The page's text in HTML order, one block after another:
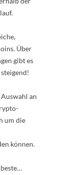
Über
gibt es
an
um die
können.